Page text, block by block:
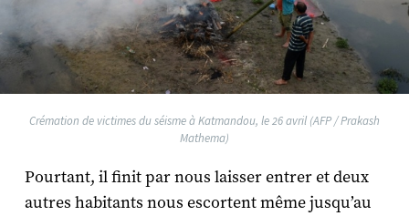
Crémation de victimes du séisme à Katmandou, le 26 avril (AFP / Prakash
Mathema)
Pourtant, il finit par nous laisser entrer et deux
autres habitants nous escortent même jusqu’au